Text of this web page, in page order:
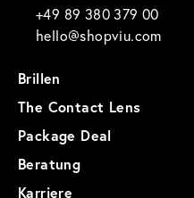
+49 89 380 379 00
hello@shopviu.com
Brillen
The Contact Lens
Package Deal
Beratung
Karriere